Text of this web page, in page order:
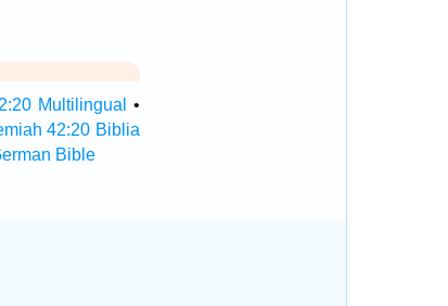
Multilingual
•
42:20 Biblia
Bible